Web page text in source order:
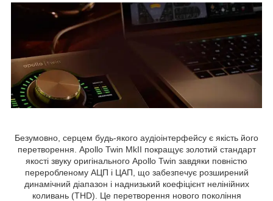
Безумовно, серцем будь-якого аудіоінтерфейсу є якість його
перетворення. Apollo Twin MkII покращує золотий стандарт
якості звуку оригінального Apollo Twin завдяки повністю
переробленому АЦП і ЦАП, що забезпечує розширений
динамічний діапазон і наднизький коефіцієнт нелінійних
коливань (THD). Це перетворення нового покоління